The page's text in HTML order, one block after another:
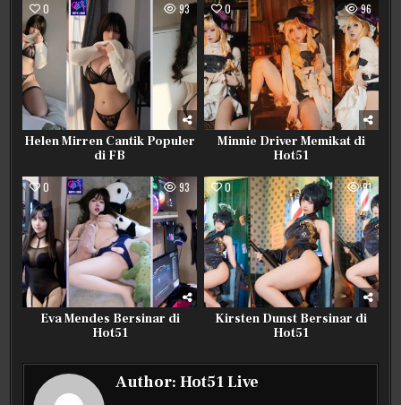
0 93
Helen Mirren Cantik Populer
di FB
0 96
Minnie Driver Memikat di
Hot51
0 93
Eva Mendes Bersinar di
Hot51
0 91
Kirsten Dunst Bersinar di
Hot51
Author:Hot51 Live